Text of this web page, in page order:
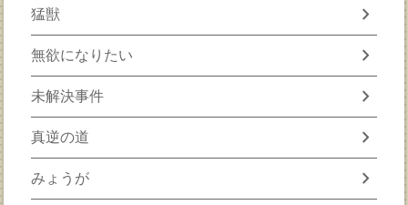
猛獣 chevron_right
無欲になりたい chevron_right
未解決事件 chevron_right
真逆の道 chevron_right
みょうが chevron_right